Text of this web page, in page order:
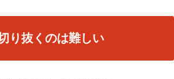
り抜くのは難しい